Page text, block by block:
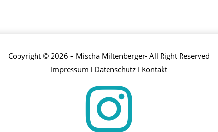
Copyright © 2026 – Mischa Miltenberger- All Right Reserved
Impressum I DatenschutzI Kontakt
